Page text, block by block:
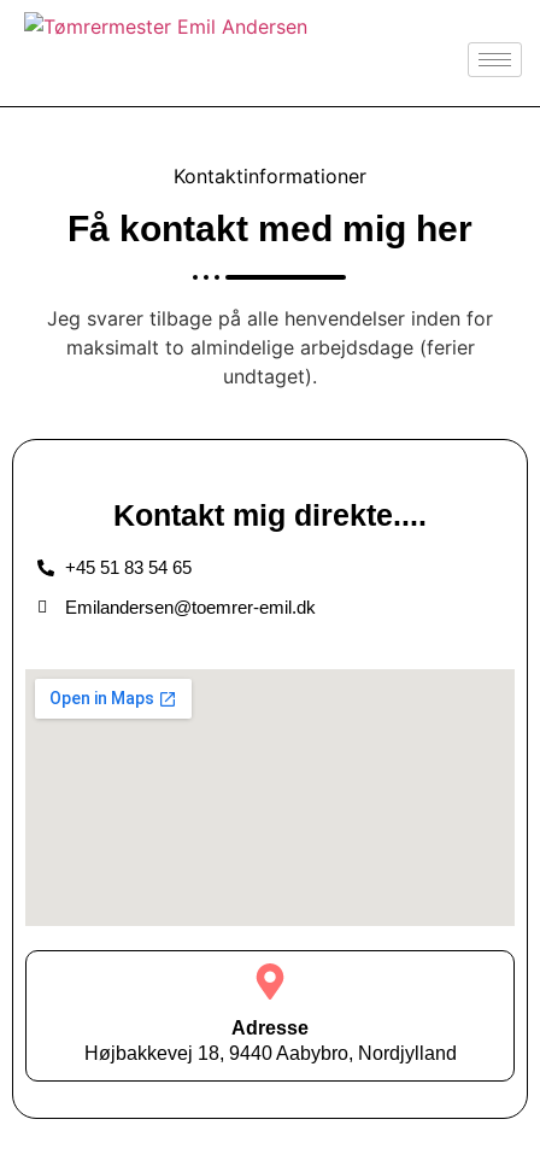
Kontaktinformationer
Få kontakt med mig her
Jeg svarer tilbage på alle henvendelser inden for
maksimalt to almindelige arbejdsdage (ferier
undtaget).
Kontakt mig direkte....
+45 51 83 54 65
Emilandersen@toemrer-emil.dk
Adresse
Højbakkevej 18, 9440 Aabybro, Nordjylland